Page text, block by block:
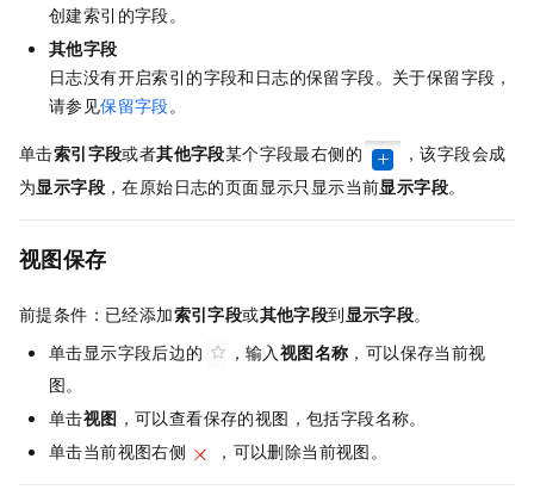
创建索引的字段。
其他字段
日志没有开启索引的字段和日志的保留字段。关于保留字段，
请参见保留字段。
单击索引字段或者其他字段某个字段最右侧的
，该字段会成
为显示字段 ，在原始日志的页面显示只显示当前显示字段。
视图保存
前提条件：已经添加索引字段或其他字段到显示字段。
单击显示字段后边的
，输入 视图名称 ，可以保存当前视
图。
单击视图 ，可以查看保存的视图，包括字段名称。
单击当前视图右侧
，可以删除当前视图。